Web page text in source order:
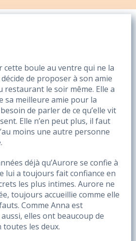
cette boule au ventre qui ne la
de proposer à son amie
restaurant le soir même. Elle a
sa meilleure amie pour la
de parler de ce qu’elle vit
Elle n’en peut plus, il faut
moins une autre personne
déjà qu’Aurore se confie à
lui a toujours fait confiance en
les plus intimes. Aurore ne
toujours accueillie comme elle
Comme Anna est
elles ont beaucoup de
les deux.